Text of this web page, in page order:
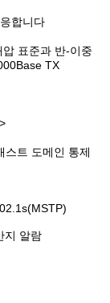
합니다
표준과 반-이중
TX
스트 도메인 통제
지 알람